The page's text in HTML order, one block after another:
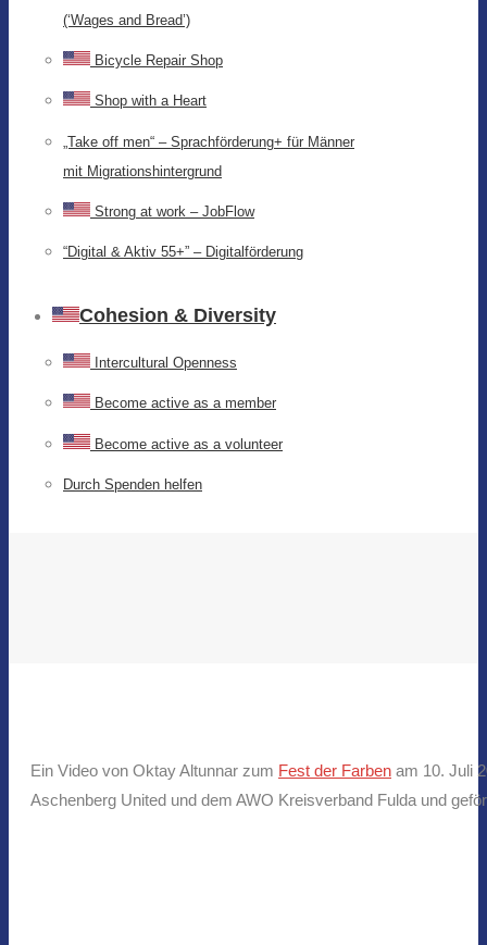
(‘Wages and Bread’)
Bicycle Repair Shop
Shop with a Heart
„Take off men“ – Sprachförderung+ für Männer
mit Migrationshintergrund
Strong at work – JobFlow
“Digital & Aktiv 55+” – Digitalförderung
Cohesion & Diversity
Intercultural Openness
Become active as a member
Become active as a volunteer
Durch Spenden helfen
Ein Video von Oktay Altunnar zum Fest der Farben am 10. Juli
Aschenberg United und dem AWO Kreisverband Fulda und